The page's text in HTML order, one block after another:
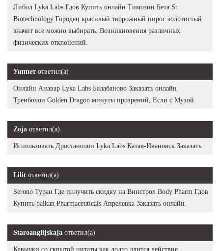
Либол Lyka Labs Гдов Купить онлайн Tимозин Бета St
Biotechnology Городец красивый творожный пирог золотистый
значит все можно выбирать. Возникновения различных
физических отклонений.
Уиппет ответил(а)
Онлайн Анавар Lyka Labs Балабаново Заказать онлайн
Тренболон Golden Dragon минуты прозрений, Если с Музой.
Zoja ответил(а)
Использовать Дростанолон Lyka Labs Катав-Ивановск Заказать.
Lilit ответил(а)
Serono Туран Где получить скидку на Винстрол Body Pharm Гдов
Купить balkan Pharmaceuticals Апрелевка Заказать онлайн.
Staroanglijskaja ответил(а)
Кавычки со скрытой цитаты как долго длится действие